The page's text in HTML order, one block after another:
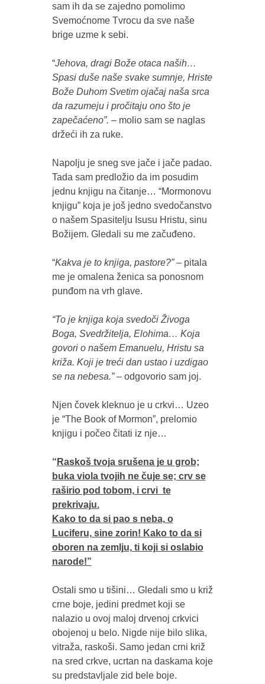
sam ih da se zajedno pomolimo
Svemoćnome Tvrocu da sve naše
brige uzme k sebi.
“Jehova, dragi Bože otaca naših…
Spasi duše naše svake sumnje, Hriste
Bože Duhom Svetim ojačaj naša srca
da razumeju i pročitaju ono što je
zapečaćeno”. – molio sam se naglas
držeći ih za ruke.
Napolju je sneg sve jače i jače padao.
Tada sam predložio da im posudim
jednu knjigu na čitanje… “Mormonovu
knjigu” koja je još jedno svedočanstvo
o našem Spasitelju Isusu Hristu, sinu
Božijem. Gledali su me začuđeno.
“Kakva je to knjiga, pastore?” – pitala
me je omalena ženica sa ponosnom
punđom na vrh glave.
“To je knjiga koja svedoči Živoga
Boga, Svedržitelja, Elohima… Koja
govori o našem Emanuelu, Hristu sa
križa. Koji je treći dan ustao i uzdigao
se na nebesa.”– odgovorio sam joj.
Njen čovek kleknuo je u crkvi… Uzeo
je “The Book of Mormon”, prelomio
knjigu i počeo čitati iz nje…
“ Raskoš tvoja srušena je u grob;
buka viola tvojih ne čuje se; crv se
raširio pod tobom, i crvi te
prekrivaju.
Kako to da si pao s neba, o
Luciferu, sine zorin! Kako to da si
oboren na zemlju, ti koji si oslabio
narode!”
Ostali smo u tišini… Gledali smo u križ
crne boje, jedini predmet koji se
nalazio u ovoj maloj drvenoj crkvici
obojenoj u belo. Nigde nije bilo slika,
vitraža, raskoši. Samo jedan crni križ
na sred crkve, ucrtan na daskama koje
su predstavljale zid bele boje.